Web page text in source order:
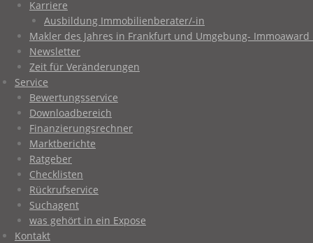
Karriere
Ausbildung Immobilienberater/-in
Makler des Jahres in Frankfurt und Umgebung-
Newsletter
Zeit für Veränderungen
Service
Bewertungsservice
Downloadbereich
Finanzierungsrechner
Marktberichte
Ratgeber
Checklisten
Rückrufservice
Suchagent
was gehört in ein Expose
Kontakt